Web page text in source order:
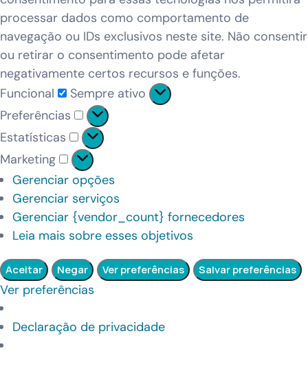
processar dados como comportamento de
navegação ou IDs exclusivos neste site. Não consentir
ou retirar o consentimento pode afetar
negativamente certos recursos e funções.
Funcional
Sempre ativo
Preferências
Estatísticas
Marketing
Gerenciar opções
Gerenciar serviços
Gerenciar {vendor_count} fornecedores
Leia mais sobre esses objetivos
Aceitar Negar Ver preferências Salvar preferências
Ver preferências
Declaração de privacidade